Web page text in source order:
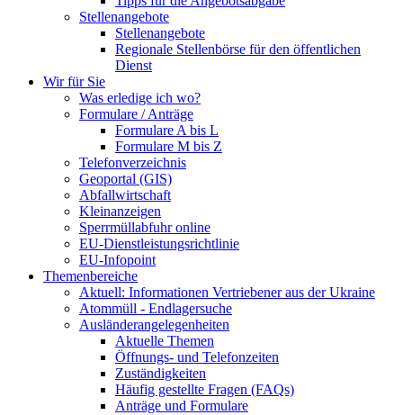
Stellenangebote
Stellenangebote
Regionale Stellenbörse für den öffentlichen
Dienst
Wir für Sie
Was erledige ich wo?
Formulare / Anträge
Formulare A bis L
Formulare M bis Z
Telefonverzeichnis
Geoportal (GIS)
Abfallwirtschaft
Kleinanzeigen
Sperrmüllabfuhr online
EU-Dienstleistungsrichtlinie
EU-Infopoint
Themenbereiche
Aktuell: Informationen Vertriebener aus der Ukraine
Atommüll - Endlagersuche
Ausländerangelegenheiten
Aktuelle Themen
Öffnungs- und Telefonzeiten
Zuständigkeiten
Häufig gestellte Fragen (FAQs)
Anträge und Formulare